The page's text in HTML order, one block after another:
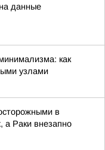
данные
как
узлами
в
а Раки внезапно